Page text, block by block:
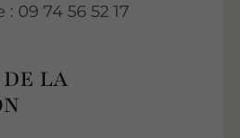
09 74 56 52 17
LA